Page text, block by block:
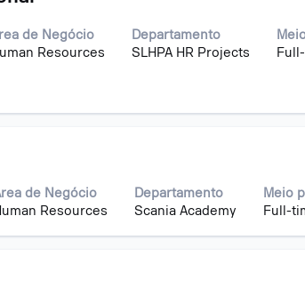
de Negócio
Resources
Departamento
SLHPA HR Projects
de Negócio
Resources
Departamento
Scania Academy
Meio
Full-